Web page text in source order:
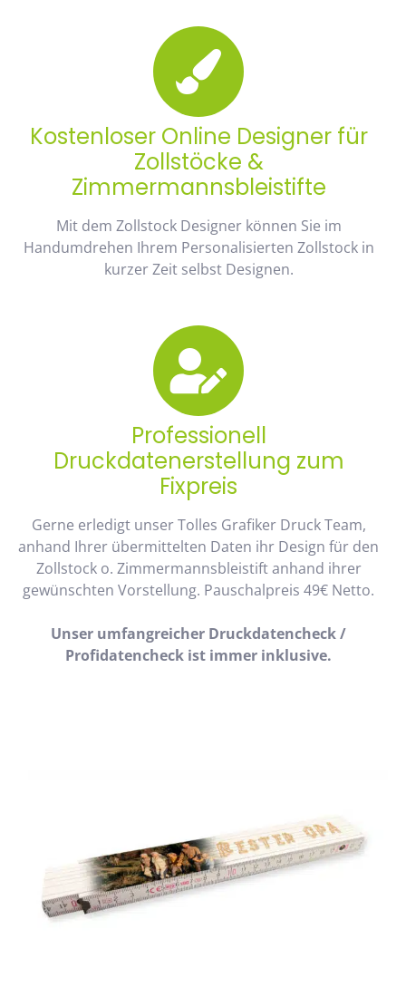
Kostenloser Online Designer für
Zollstöcke &
Zimmermannsbleistifte
Mit dem Zollstock Designer können Sie im
Handumdrehen Ihrem Personalisierten Zollstock in
kurzer Zeit selbst Designen.
Professionell
Druckdatenerstellung zum
Fixpreis
Gerne erledigt unser Tolles Grafiker Druck Team,
anhand Ihrer übermittelten Daten ihr Design für den
Zollstock o. Zimmermannsbleistift anhand ihrer
gewünschten Vorstellung. Pauschalpreis 49€ Netto.
Unser umfangreicher Druckdatencheck /
Profidatencheck ist immer inklusive.